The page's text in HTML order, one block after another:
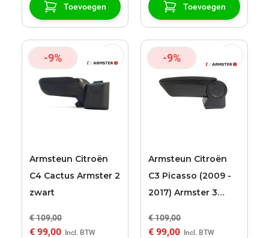
Toevoegen Toevoegen
-9%
Armsteun Citroën
C4 Cactus Armster 2
zwart
€ 109,00
€ 99,00
-9%
Armsteun Citroën
C3 Picasso (2009 -
2017) Armster 3
bekleding
€ 109,00
€ 99,00